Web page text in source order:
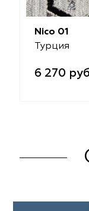
Nico 01
Турция
6 270